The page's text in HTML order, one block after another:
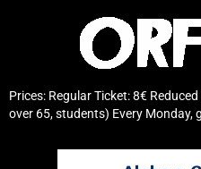
Prices: Regular Ticket: 8€
over 65, students) Every Monday,